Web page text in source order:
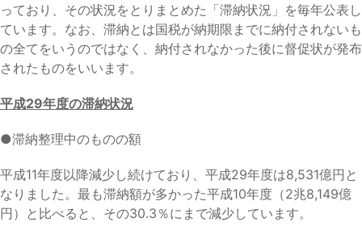
っており、その状況をとりまとめた「滞納状況」を毎年公表し
ています。なお、滞納とは国税が納期限までに納付されないも
の全てをいうのではなく、納付されなかった後に督促状が発布
されたものをいいます。
平成29年度の滞納状況
●滞納整理中のものの額
平成11年度以降減少し続けており、平成29年度は8,531億円と
なりました。最も滞納額が多かった平成10年度（2兆8,149億
円）と比べると、その30.3％にまで減少しています。